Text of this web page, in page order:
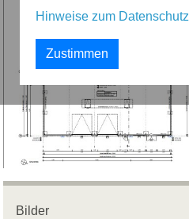
zurück
Bilder
Hinweise zum Datenschutz
Zustimmen